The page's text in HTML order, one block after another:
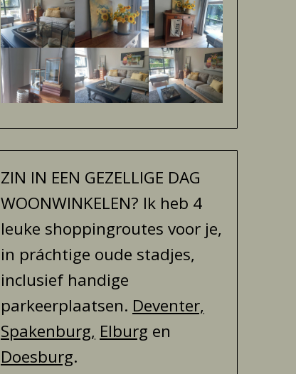
ZIN IN EEN GEZELLIGE DAG
WOONWINKELEN? Ik heb 4
leuke shoppingroutes voor je,
in práchtige oude stadjes,
inclusief handige
parkeerplaatsen. Deventer,
Spakenburg, Elburg en
Doesburg.